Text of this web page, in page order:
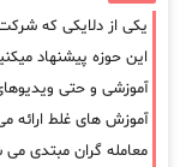
یکی از دلایکی که
این حوزه پیشنهاد
آموزشی و حتی
آموزش های غلط ارائه
معامله گران مبتدی